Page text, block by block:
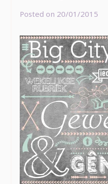
Posted on 20/01/2015